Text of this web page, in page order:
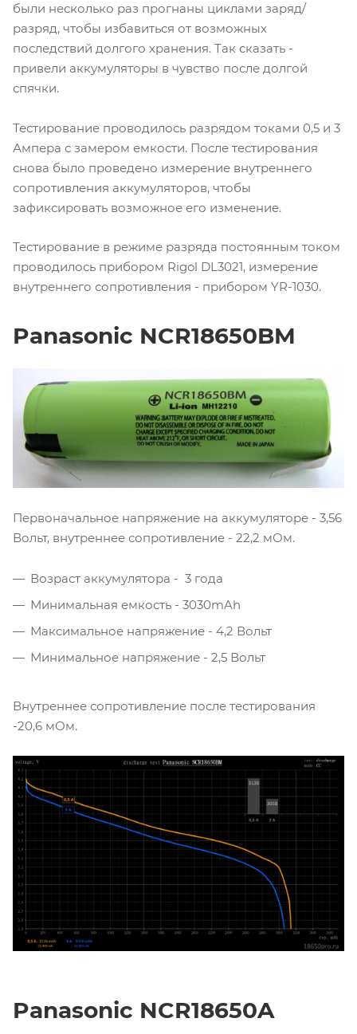
были несколько раз прогнаны циклами заряд/
разряд, чтобы избавиться от возможных
последствий долгого хранения. Так сказать -
привели аккумуляторы в чувство после долгой
спячки.
Тестирование проводилось разрядом токами 0,5 и 3
Ампера с замером емкости. После тестирования
снова было проведено измерение внутреннего
сопротивления аккумуляторов, чтобы
зафиксировать возможное его изменение.
Тестирование в режиме разряда постоянным током
проводилось прибором Rigol DL3021, измерение
внутреннего сопротивления - прибором YR-1030.
Panasonic NCR18650BM
Первоначальное напряжение на аккумуляторе - 3,56
Вольт, внутреннее сопротивление - 22,2 мОм.
Возраст аккумулятора - 3 года
Минимальная емкость - 3030mAh
Максимальное напряжение - 4,2 Вольт
Минимальное напряжение - 2,5 Вольт
Внутреннее сопротивление после тестирования
-20,6 мОм.
Panasonic NCR18650A